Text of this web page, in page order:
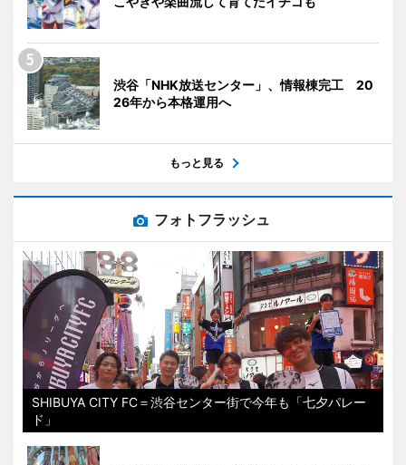
渋谷「NHK放送センター」、情報棟完工 20
26年から本格運用へ
もっと見る
フォトフラッシュ
SHIBUYA CITY FC＝渋谷センター街で今年も「七夕パレー
ド」